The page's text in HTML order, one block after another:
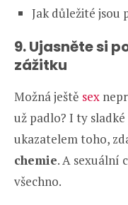
Jak důležité jsou
9. Ujasněte si
zážitku
Možná ještě sex
už padlo? I ty
ukazatelem toho,
chemie. A sexuální
všechno.